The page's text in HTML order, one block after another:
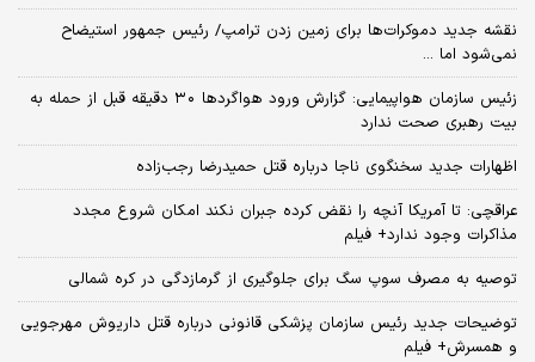
نقشه جدید دموکرات‌ها برای زمین زدن ترامپ/ رئیس جمهور استیضاح
نمی‌شود اما ...
زئیس سازمان هواپیمایی: گزارش ورود هواگردها ٣٠ دقیقه قبل از حمله به
بیت رهبری صحت ندارد
اظهارات جدید سخنگوی ناجا درباره قتل حمیدرضا رجب‌زاده
عراقچی: تا آمریکا آنچه را نقض کرده جبران نکند امکان شروع مجدد
مذاکرات وجود ندارد+ فیلم
توصیه به مصرف سوپ سگ برای جلوگیری از گرمازدگی در کره شمالی
توضیحات جدید رئیس سازمان پزشکی قانونی درباره قتل داریوش مهرجویی
و همسرش+ فیلم